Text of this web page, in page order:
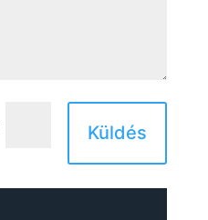
Küldés